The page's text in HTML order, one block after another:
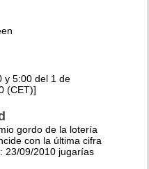
y 5:00 del 1 de
(CET)]
gordo de la lotería
con la última cifra
23/09/2010 jugarías